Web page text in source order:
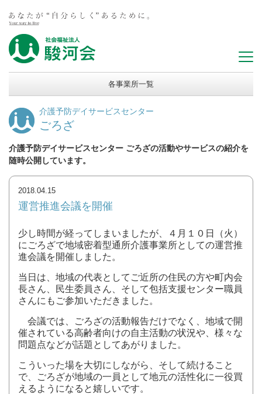
各事業所一覧
介護予防デイサービスセンター
ごろざ
介護予防デイサービスセンター ごろざの活動やサービスの紹介を
随時公開しています。
2018.04.15
運営推進会議を開催
少し時間が経ってしまいましたが、４月１０日（火）
にごろざで地域密着型通所介護事業所としての運営推
進会議を開催しました。
当日は、地域の代表としてご近所の住民の方や町内会
長さん、民生委員さん、そして包括支援センター職員
さんにもご参加いただきました。
会議では、ごろざの活動報告だけでなく、地域で開
催されている高齢者向けの自主活動の状況や、様々な
問題点などが話題としてあがりました。
こういった場を大切にしながら、そして続けること
で、ごろざが地域の一員として地元の活性化に一役買
えるようになると嬉しいです。